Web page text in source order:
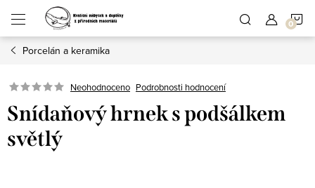
obsah
Porcelán a keramika
Neohodnoceno Podrobnosti hodnocení
Snídaňový hrnek s podšálkem
světlý